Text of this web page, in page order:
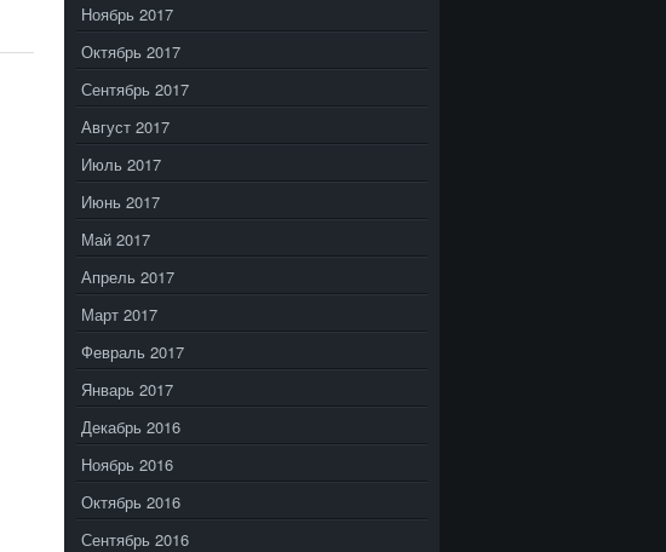
Ноябрь 2017
Октябрь 2017
Сентябрь 2017
Август 2017
Июль 2017
Июнь 2017
Май 2017
Апрель 2017
Март 2017
Февраль 2017
Январь 2017
Декабрь 2016
Ноябрь 2016
Октябрь 2016
Сентябрь 2016